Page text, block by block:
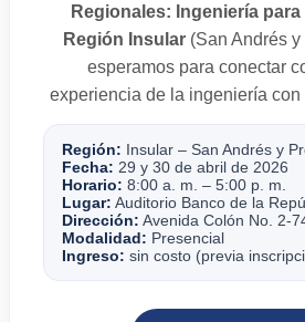
Regionales: Ingeniería
Región Insular (San Andrés
esperamos para conectar
experiencia de la ingeniería con
Región: Insular – San Andrés y
Fecha: 29 y 30 de abril de 2026
Horario: 8:00 a. m. – 5:00 p. m.
Lugar: Auditorio Banco de la
Dirección: Avenida Colón No. 2-
Modalidad: Presencial
Ingreso: sin costo (previa